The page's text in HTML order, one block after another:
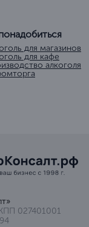
для магазинов
для кафе
алкоголя
027401001